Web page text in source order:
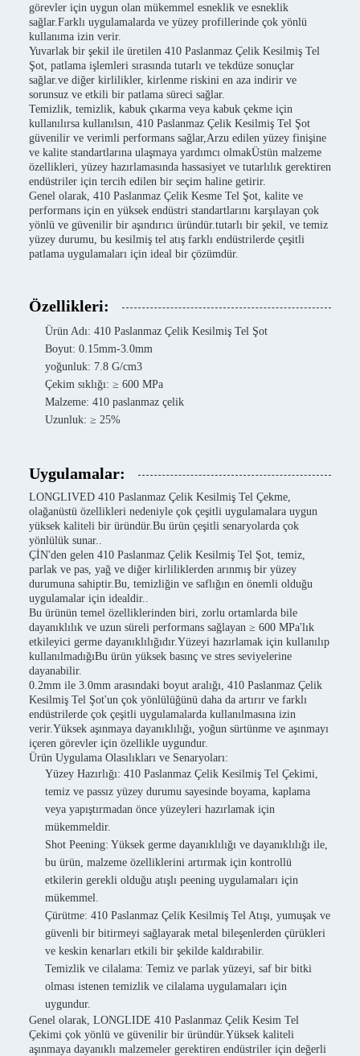
görevler için uygun olan mükemmel esneklik ve esneklik
sağlar.Farklı uygulamalarda ve yüzey profillerinde çok yönlü
kullanıma izin verir.
Yuvarlak bir şekil ile üretilen 410 Paslanmaz Çelik Kesilmiş Tel
Şot, patlama işlemleri sırasında tutarlı ve tekdüze sonuçlar
sağlar.ve diğer kirlilikler, kirlenme riskini en aza indirir ve
sorunsuz ve etkili bir patlama süreci sağlar.
Temizlik, temizlik, kabuk çıkarma veya kabuk çekme için
kullanılırsa kullanılsın, 410 Paslanmaz Çelik Kesilmiş Tel Şot
güvenilir ve verimli performans sağlar,Arzu edilen yüzey finişine
ve kalite standartlarına ulaşmaya yardımcı olmakÜstün malzeme
özellikleri, yüzey hazırlamasında hassasiyet ve tutarlılık gerektiren
endüstriler için tercih edilen bir seçim haline getirir.
Genel olarak, 410 Paslanmaz Çelik Kesme Tel Şot, kalite ve
performans için en yüksek endüstri standartlarını karşılayan çok
yönlü ve güvenilir bir aşındırıcı üründür.tutarlı bir şekil, ve temiz
yüzey durumu, bu kesilmiş tel atış farklı endüstrilerde çeşitli
patlama uygulamaları için ideal bir çözümdür.
Özellikleri:
Ürün Adı: 410 Paslanmaz Çelik Kesilmiş Tel Şot
Boyut: 0.15mm-3.0mm
yoğunluk: 7.8 G/cm3
Çekim sıklığı: ≥ 600 MPa
Malzeme: 410 paslanmaz çelik
Uzunluk: ≥ 25%
Uygulamalar:
LONGLIVED 410 Paslanmaz Çelik Kesilmiş Tel Çekme,
olağanüstü özellikleri nedeniyle çok çeşitli uygulamalara uygun
yüksek kaliteli bir üründür.Bu ürün çeşitli senaryolarda çok
yönlülük sunar..
ÇİN'den gelen 410 Paslanmaz Çelik Kesilmiş Tel Şot, temiz,
parlak ve pas, yağ ve diğer kirliliklerden arınmış bir yüzey
durumuna sahiptir.Bu, temizliğin ve saflığın en önemli olduğu
uygulamalar için idealdir..
Bu ürünün temel özelliklerinden biri, zorlu ortamlarda bile
dayanıklılık ve uzun süreli performans sağlayan ≥ 600 MPa'lık
etkileyici germe dayanıklılığıdır.Yüzeyi hazırlamak için kullanılıp
kullanılmadığıBu ürün yüksek basınç ve stres seviyelerine
dayanabilir.
0.2mm ile 3.0mm arasındaki boyut aralığı, 410 Paslanmaz Çelik
Kesilmiş Tel Şot'un çok yönlülüğünü daha da artırır ve farklı
endüstrilerde çok çeşitli uygulamalarda kullanılmasına izin
verir.Yüksek aşınmaya dayanıklılığı, yoğun sürtünme ve aşınmayı
içeren görevler için özellikle uygundur.
Ürün Uygulama Olasılıkları ve Senaryoları:
Yüzey Hazırlığı: 410 Paslanmaz Çelik Kesilmiş Tel Çekimi,
temiz ve passız yüzey durumu sayesinde boyama, kaplama
veya yapıştırmadan önce yüzeyleri hazırlamak için
mükemmeldir.
Shot Peening: Yüksek germe dayanıklılığı ve dayanıklılığı ile,
bu ürün, malzeme özelliklerini artırmak için kontrollü
etkilerin gerekli olduğu atışlı peening uygulamaları için
mükemmel.
Çürütme: 410 Paslanmaz Çelik Kesilmiş Tel Atışı, yumuşak ve
güvenli bir bitirmeyi sağlayarak metal bileşenlerden çürükleri
ve keskin kenarları etkili bir şekilde kaldırabilir.
Temizlik ve cilalama: Temiz ve parlak yüzeyi, saf bir bitki
olması istenen temizlik ve cilalama uygulamaları için
uygundur.
Genel olarak, LONGLIDE 410 Paslanmaz Çelik Kesim Tel
Çekimi çok yönlü ve güvenilir bir üründür.Yüksek kaliteli
aşınmaya dayanıklı malzemeler gerektiren endüstriler için değerli